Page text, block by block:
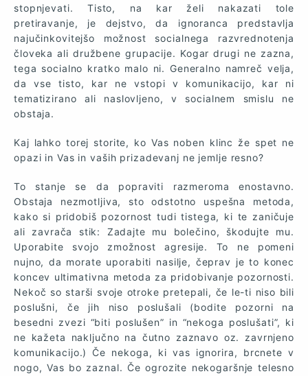
stopnjevati. Tisto, na kar želi nakazati tole
pretiravanje, je dejstvo, da ignoranca predstavlja
najučinkovitejšo možnost socialnega razvrednotenja
človeka ali družbene grupacije. Kogar drugi ne zazna,
tega socialno kratko malo ni. Generalno namreč velja,
da vse tisto, kar ne vstopi v komunikacijo, kar ni
tematizirano ali naslovljeno, v socialnem smislu ne
obstaja.
Kaj lahko torej storite, ko Vas noben klinc že spet ne
opazi in Vas in vaših prizadevanj ne jemlje resno?
To stanje se da popraviti razmeroma enostavno.
Obstaja nezmotljiva, sto odstotno uspešna metoda,
kako si pridobiš pozornost tudi tistega, ki te zaničuje
ali zavrača stik: Zadajte mu bolečino, škodujte mu.
Uporabite svojo zmožnost agresije. To ne pomeni
nujno, da morate uporabiti nasilje, čeprav je to konec
koncev ultimativna metoda za pridobivanje pozornosti.
Nekoč so starši svoje otroke pretepali, če le-ti niso bili
poslušni, če jih niso poslušali (bodite pozorni na
besedni zvezi “biti poslušen” in “nekoga poslušati”, ki
ne kažeta naključno na čutno zaznavo oz. zavrnjeno
komunikacijo.) Če nekoga, ki vas ignorira, brcnete v
nogo, Vas bo zaznal. Če ogrozite nekogaršnje telesno